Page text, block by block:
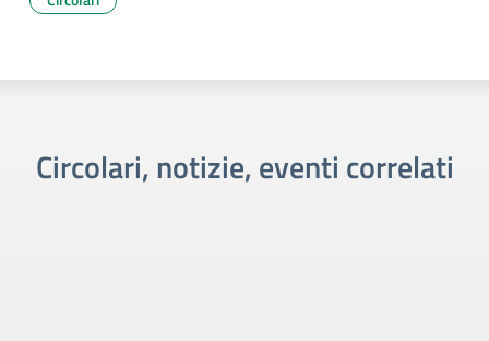
Circolari, notizie, eventi correlati